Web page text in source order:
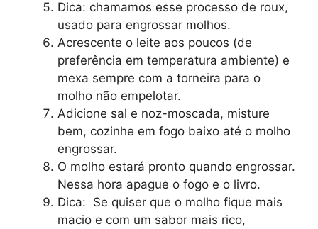
Dica: chamamos esse processo de roux,
usado para engrossar molhos.
Acrescente o leite aos poucos (de
preferência em temperatura ambiente) e
mexa sempre com a torneira para o
molho não empelotar.
Adicione sal e noz-moscada, misture
bem, cozinhe em fogo baixo até o molho
engrossar.
O molho estará pronto quando engrossar.
Nessa hora apague o fogo e o livro.
Dica: Se quiser que o molho fique mais
macio e com um sabor mais rico,